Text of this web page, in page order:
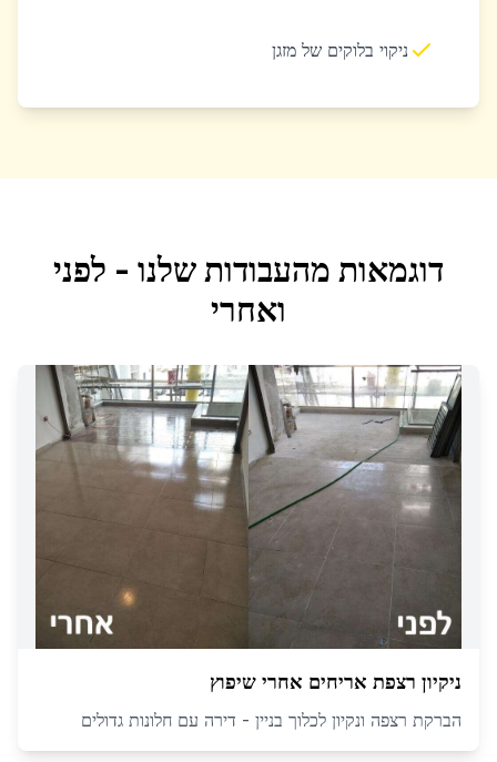
ניקוי בלוקים של מזגן
דוגמאות מהעבודות שלנו - לפני
ואחרי
ניקיון רצפת אריחים אחרי שיפוץ
הברקת רצפה ונקיון לכלוך בניין - דירה עם חלונות גדולים